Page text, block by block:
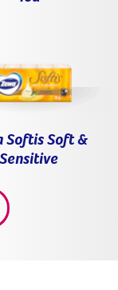
Softis Soft &
Sensitive